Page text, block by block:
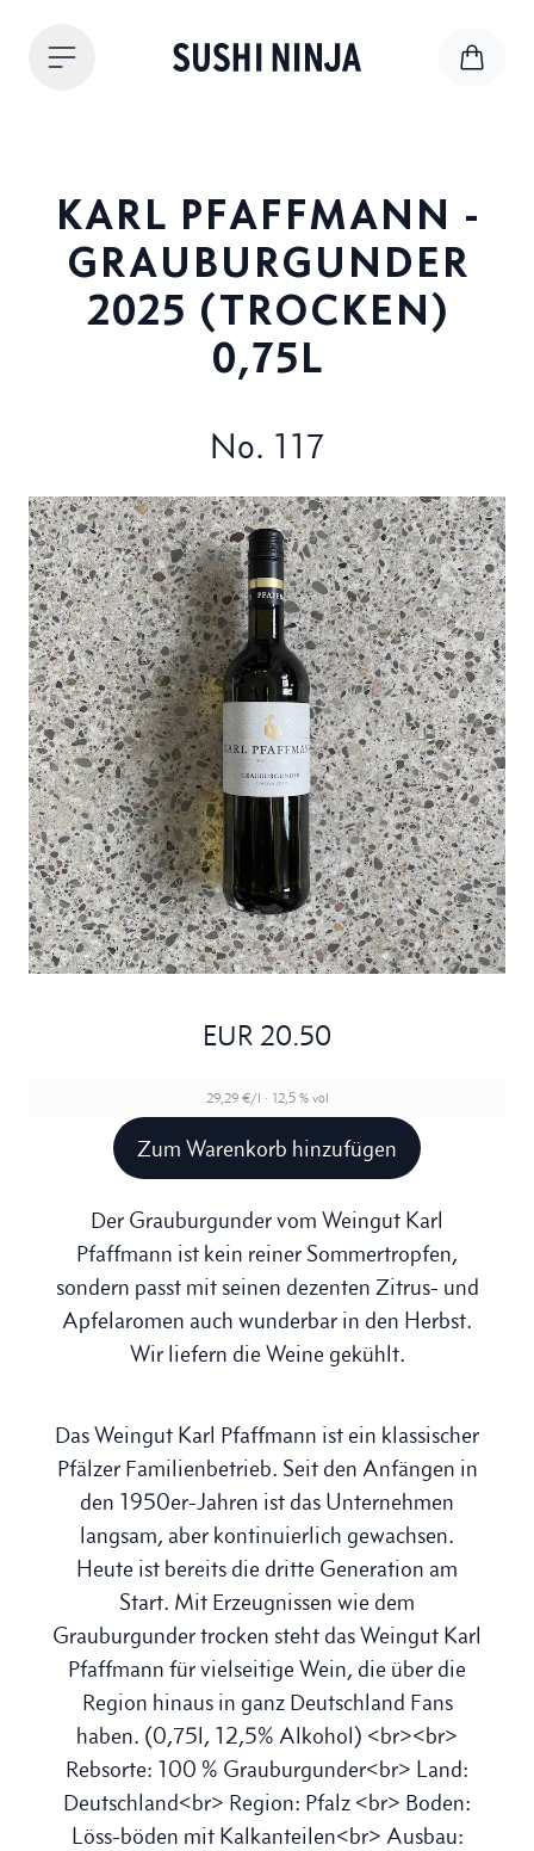
KARL PFAFFMANN -
GRAUBURGUNDER
2025 (TROCKEN)
0,75L
No. 117
EUR 20.50
29,29 €/l · 12,5 % vol
Zum Warenkorb hinzufügen
Der Grauburgunder vom Weingut Karl
Pfaffmann ist kein reiner Sommertropfen,
sondern passt mit seinen dezenten Zitrus- und
Apfelaromen auch wunderbar in den Herbst.
Wir liefern die Weine gekühlt.
Das Weingut Karl Pfaffmann ist ein klassischer
Pfälzer Familienbetrieb. Seit den Anfängen in
den 1950er-Jahren ist das Unternehmen
langsam, aber kontinuierlich gewachsen.
Heute ist bereits die dritte Generation am
Start. Mit Erzeugnissen wie dem
Grauburgunder trocken steht das Weingut Karl
Pfaffmann für vielseitige Wein, die über die
Region hinaus in ganz Deutschland Fans
haben. (0,75l, 12,5% Alkohol) <br><br>
Rebsorte: 100 % Grauburgunder<br> Land:
Deutschland<br> Region: Pfalz <br> Boden:
Löss-böden mit Kalkanteilen<br> Ausbau: